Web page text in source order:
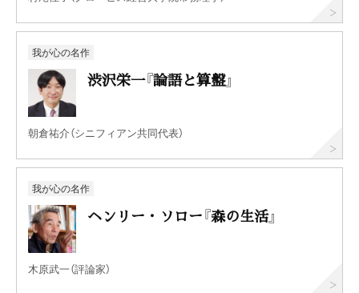
我が心の名作
渋沢栄一『論語と算盤』
朝倉祐介（シニフィアン共同代表）
我が心の名作
ヘンリー・ソロー『森の生活』
木原武一（評論家）